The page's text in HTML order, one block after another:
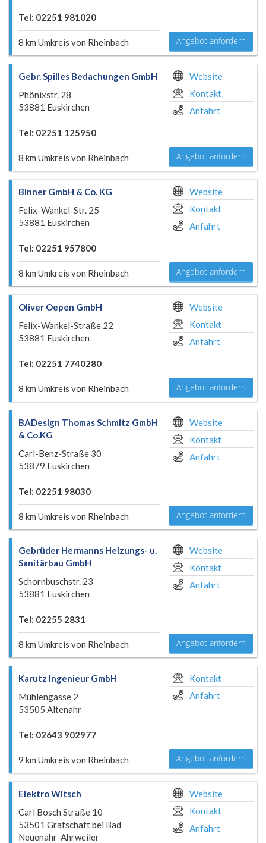
Tel: 02251 981020
8 km Umkreis von Rheinbach Angebot anfordern
Gebr. Spilles Bedachungen GmbH
Phönixstr. 28
53881 Euskirchen
Tel: 02251 125950
8 km Umkreis von Rheinbach
Website
Kontakt
Anfahrt
Angebot anfordern
Binner GmbH & Co. KG
Felix-Wankel-Str. 25
53881 Euskirchen
Tel: 02251 957800
8 km Umkreis von Rheinbach
Website
Kontakt
Anfahrt
Angebot anfordern
Oliver Oepen GmbH
Felix-Wankel-Straße 22
53881 Euskirchen
Tel: 02251 7740280
8 km Umkreis von Rheinbach
Website
Kontakt
Anfahrt
Angebot anfordern
BADesign Thomas Schmitz GmbH
& Co.KG
Carl-Benz-Straße 30
53879 Euskirchen
Tel: 02251 98030
8 km Umkreis von Rheinbach
Website
Kontakt
Anfahrt
Angebot anfordern
Gebrüder Hermanns Heizungs- u.
Sanitärbau GmbH
Schornbuschstr. 23
53881 Euskirchen
Tel: 02255 2831
8 km Umkreis von Rheinbach
Website
Kontakt
Anfahrt
Angebot anfordern
Karutz Ingenieur GmbH
Mühlengasse 2
53505 Altenahr
Tel: 02643 902977
9 km Umkreis von Rheinbach
Kontakt
Anfahrt
Angebot anfordern
Elektro Witsch
Carl Bosch Straße 10
53501 Grafschaft bei Bad
Neuenahr-Ahrweiler
Website
Kontakt
Anfahrt